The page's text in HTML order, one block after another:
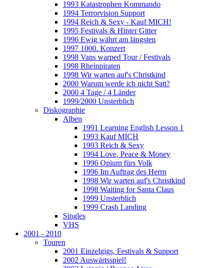
1993 Katastrophen Kommando
1994 Terrorvision Support
1994 Reich & Sexy - Kauf MICH!
1995 Festivals & Hinter Gitter
1996 Ewig währt am längsten
1997 1000. Konzert
1998 Vans warped Tour / Festivals
1998 Rheinpiraten
1998 Wir warten auf's Christkind
2000 Warum werde ich nicht Satt?
2000 4 Tage / 4 Länder
1999/2000 Unsterblich
Diskographie
Alben
1991 Learning English Lesson 1
1993 Kauf MICH
1993 Reich & Sexy
1994 Love, Peace & Money
1996 Opium fürs Volk
1996 Im Auftrag des Herrn
1998 Wir warten auf's Christkind
1998 Waiting for Santa Claus
1999 Unsterblich
1999 Crash Landing
Singles
VHS
2001 - 2010
Touren
2001 Einzelgigs, Festivals & Support
2002 Auswärtsspiel!